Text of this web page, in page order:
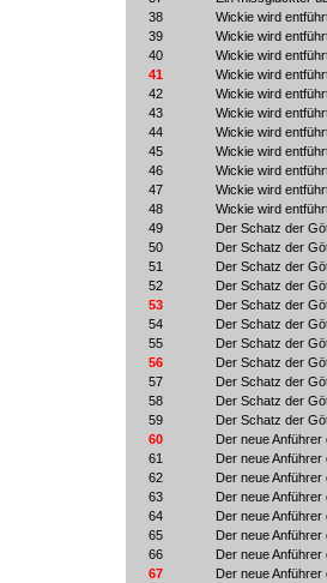
38
Wickie wird
39
Wickie wird
40
Wickie wird
41
Wickie wird
42
Wickie wird
43
Wickie wird
44
Wickie wird
45
Wickie wird
46
Wickie wird
47
Wickie wird
48
Wickie wird
49
Der Schatz der
50
Der Schatz der
51
Der Schatz der
52
Der Schatz der
53
Der Schatz der
54
Der Schatz der
55
Der Schatz der
56
Der Schatz der
57
Der Schatz der
58
Der Schatz der
59
Der Schatz der
60
Der neue Anführer
61
Der neue Anführer
62
Der neue Anführer
63
Der neue Anführer
64
Der neue Anführer
65
Der neue Anführer
66
Der neue Anführer
67
Der neue Anführer